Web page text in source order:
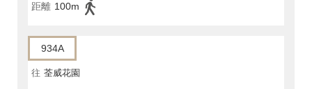
距離 100m
934A
往 荃威花園